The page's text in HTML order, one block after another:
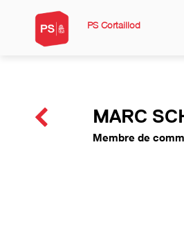
PS Cortaillod
MARC
Membre de